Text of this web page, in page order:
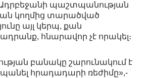
պաշտպանության
կողմից տարածված
այլ կերպ, քան
հնարավոր չէ որակել։
բանակը շարունակում է
հրադադարի ռեժիմը»,-